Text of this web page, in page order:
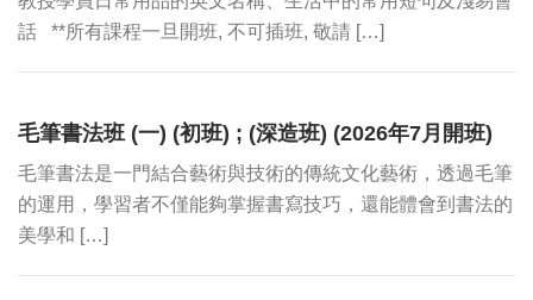
話 **所有課程一旦開班, 不可插班, 敬請 […]
毛筆書法班 (一) (初班) ; (深造班) (2026年7月開班)
毛筆書法是一門結合藝術與技術的傳統文化藝術，透過毛筆
的運用，學習者不僅能夠掌握書寫技巧，還能體會到書法的
美學和 […]